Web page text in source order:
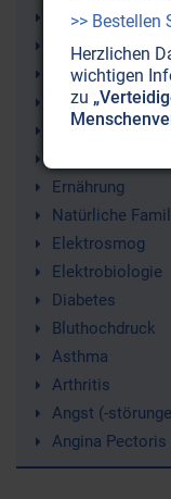
Mexican Wild
Wilde
Herz-Kreislauf
Herzinfarkt
Heilung
Ernährung
Natürliche
Elektrosmog
Elektrobiologie
Diabetes
Bluthochdruck
Asthma
Arthritis
Angst (-
Angina Pectoris
>> Bestellen
Herzlichen
wichtigen
zu